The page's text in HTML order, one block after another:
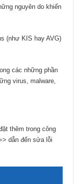
nguyên do khiến
(như KIS hay AVG)
các những phần
virus, malware,
thêm trong công
dẫn đến sửa lỗi